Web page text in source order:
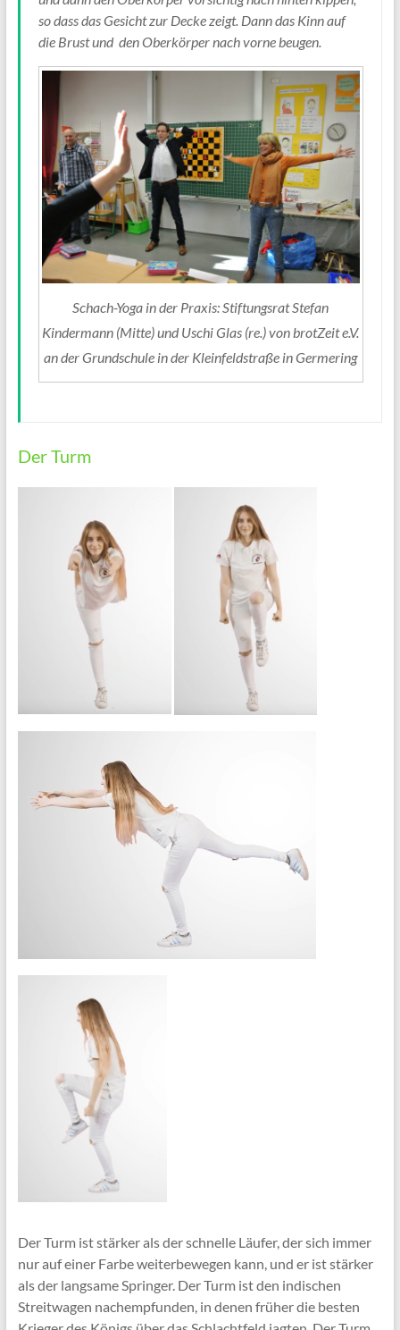
so dass das Gesicht zur Decke zeigt. Dann das Kinn auf
die Brust und den Oberkörper nach vorne beugen.
Schach-Yoga in der Praxis: Stiftungsrat Stefan
Kindermann (Mitte) und Uschi Glas (re.) von brotZeit e.V.
an der Grundschule in der Kleinfeldstraße in Germering
Der Turm
Der Turm ist stärker als der schnelle Läufer, der sich immer
nur auf einer Farbe weiterbewegen kann, und er ist stärker
als der langsame Springer. Der Turm ist den indischen
Streitwagen nachempfunden, in denen früher die besten